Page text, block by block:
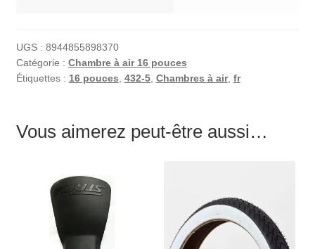
UGS : 8944855898370
Catégorie : Chambre à air 16 pouces
Étiquettes : 16 pouces, 432-5, Chambres à air, fr
Vous aimerez peut-être aussi…